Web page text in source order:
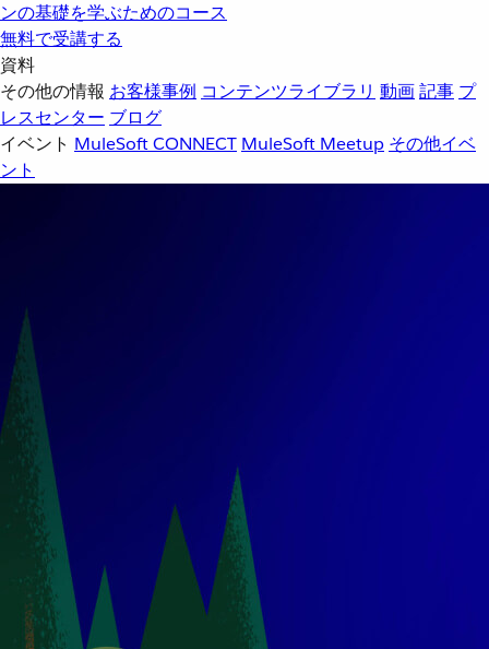
ンの基礎を学ぶためのコース
無料で受講する
資料
その他の情報 お客様事例 コンテンツライブラリ 動画記事 プ
レスセンター ブログ
イベント MuleSoft CONNECT MuleSoft Meetup その他イベ
ント